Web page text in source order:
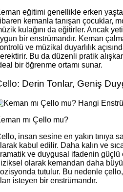
eğitimi genellikle erken
kemanla tanışan çocuklar,
kulağını da eğitirler. Ancak
bir enstrümandır. Keman
ve müzikal duyarlılık
Bu da düzenli pratik
bir öğrenme ortamı sunar.
Derin Tonlar, Geniş
mı Çello mu?
insan sesine en yakın tınıya
kabul edilir. Daha kalın ve
ve duygusal ifadenin güçlü
olarak kemandan daha
tutulur. Bu nedenle
isteyen bir enstrümandır.